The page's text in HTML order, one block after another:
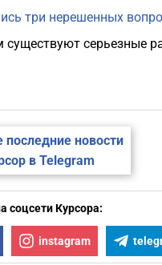
три нерешенных
серьезные
последние новости
в Telegram
соцсети Курсора:
instagram